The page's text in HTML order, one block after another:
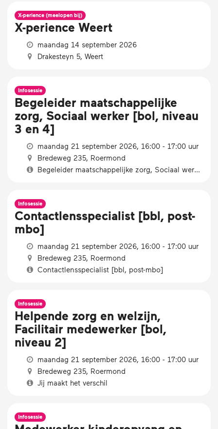
X-perience (meelopen bij)
X-perience Weert
maandag 14 september 2026
Drakesteyn 5, Weert
Infosessie
Begeleider maatschappelijke
zorg, Sociaal werker [bol, niveau
3 en 4]
maandag 21 september 2026, 16:00 - 17:00 uur
Bredeweg 235, Roermond
Begeleider maatschappelijke zorg, Sociaal werker [bol, niveau 3 en 4]
Infosessie
Contactlensspecialist [bbl, post-
mbo]
maandag 21 september 2026, 16:00 - 17:00 uur
Bredeweg 235, Roermond
Contactlensspecialist [bbl, post-mbo]
Infosessie
Helpende zorg en welzijn,
Facilitair medewerker [bol,
niveau 2]
maandag 21 september 2026, 16:00 - 17:00 uur
Bredeweg 235, Roermond
Jij maakt het verschil
Infosessie